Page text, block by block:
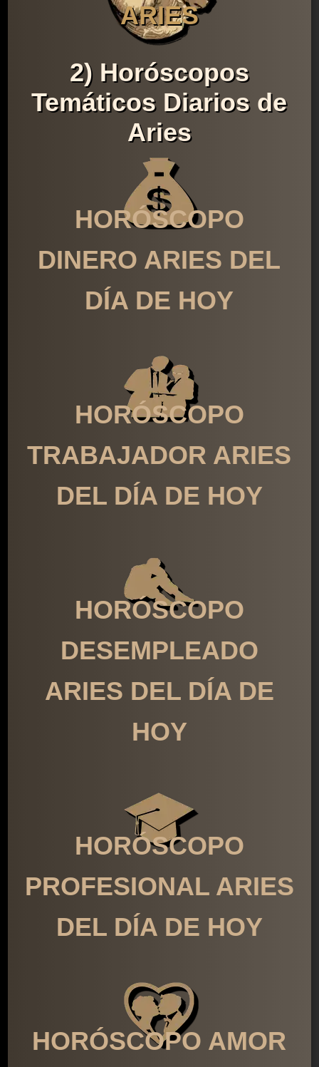
ARIES
2) Horóscopos
Temáticos Diarios de
Aries
HORÓSCOPO
DINERO ARIES DEL
DÍA DE HOY
HORÓSCOPO
TRABAJADOR ARIES
DEL DÍA DE HOY
HORÓSCOPO
DESEMPLEADO
ARIES DEL DÍA DE
HOY
HORÓSCOPO
PROFESIONAL ARIES
DEL DÍA DE HOY
HORÓSCOPO AMOR